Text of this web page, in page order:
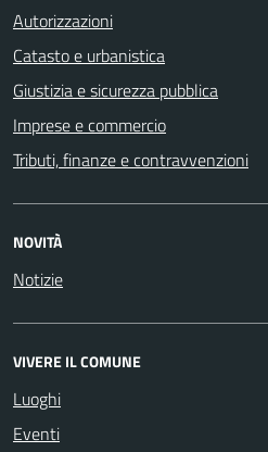
Autorizzazioni
Catasto e urbanistica
Giustizia e sicurezza pubblica
Imprese e commercio
Tributi, finanze e contravvenzioni
NOVITÀ
Notizie
VIVERE IL COMUNE
Luoghi
Eventi